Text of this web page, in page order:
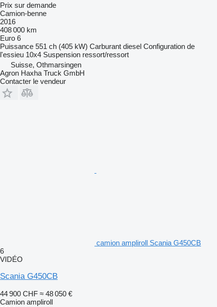
Prix sur demande
Camion-benne
2016
408 000 km
Euro 6
Puissance 551 ch (405 kW) Carburant diesel Configuration de
l'essieu 10x4 Suspension ressort/ressort
Suisse, Othmarsingen
Agron Haxha Truck GmbH
Contacter le vendeur
camion ampliroll Scania G450CB
6
VIDÉO
Scania G450CB
44 900 CHF ≈ 48 050 €
Camion ampliroll